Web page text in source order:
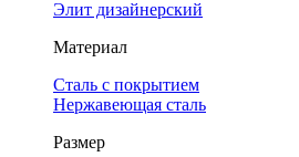
Элит дизайнерский
Материал
Сталь с покрытием
Нержавеющая сталь
Размер